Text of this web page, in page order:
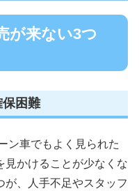
が来ない3つ
困難
ン車でもよく見られた
見かけることが少なくな
が、人手不足やスタッフ